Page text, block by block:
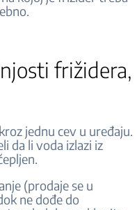
frižidera,
jednu cev u uređaju.
da li voda izlazi iz
(prodaje se u
ne dođe do